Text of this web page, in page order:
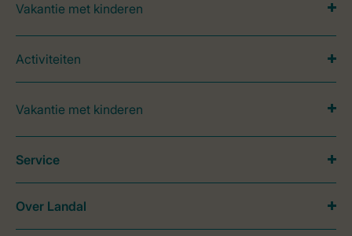
Vakantie met kinderen
Activiteiten
Vakantie met kinderen
Service
Over Landal